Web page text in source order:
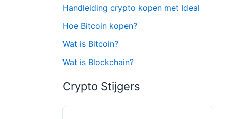
Handleiding crypto kopen met Ideal
Hoe Bitcoin kopen?
Wat is Bitcoin?
Wat is Blockchain?
Crypto Stijgers